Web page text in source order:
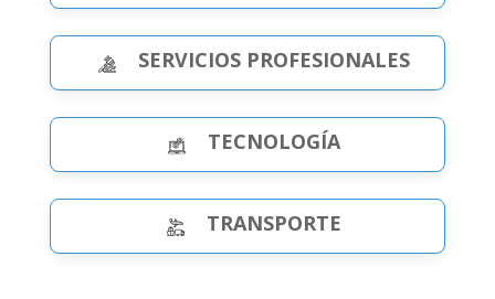
SERVICIOS PROFESIONALES
TECNOLOGÍA
TRANSPORTE